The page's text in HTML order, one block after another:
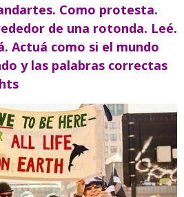
Como protesta.
de una rotonda. Leé.
Actuá como si el mundo
y las palabras correctas